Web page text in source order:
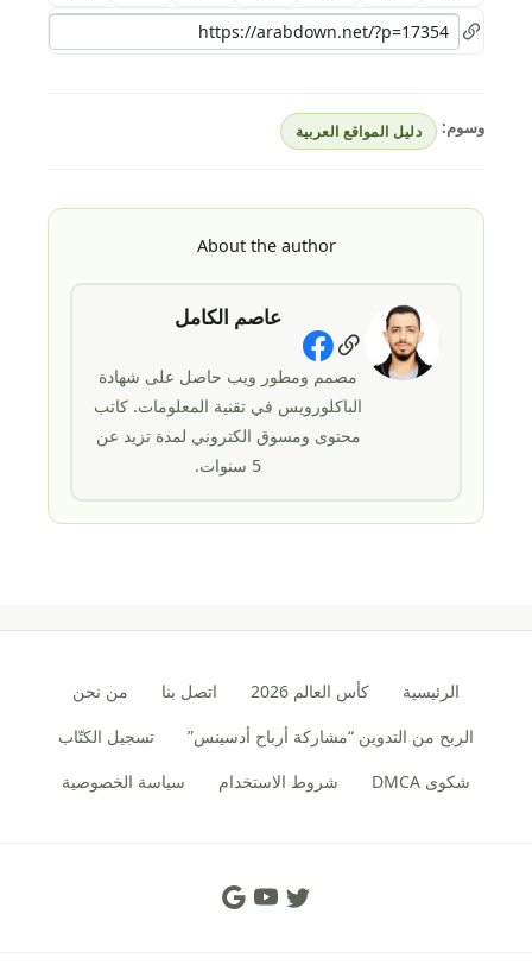
وسوم: دليل المواقع العربية
About the author
عاصم الكامل
Social Links
مصمم ومطور ويب حاصل على شهادة
الباكلورويس في تقنية المعلومات. كاتب
محتوى ومسوق الكتروني لمدة تزيد عن
5 سنوات.
الرئيسية كأس العالم 2026 اتصل بنا
من نحن
الربح من التدوين “مشاركة أرباح أدسينس”
تسجيل الكتّاب
شكوى DMCA
شروط الاستخدام سياسة الخصوصية
Social Links